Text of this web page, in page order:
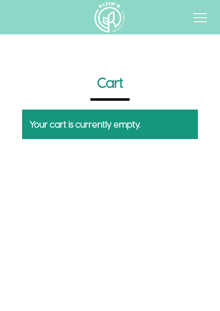
Cart
Your cart is currently empty.